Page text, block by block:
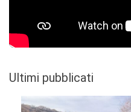
Ultimi pubblicati